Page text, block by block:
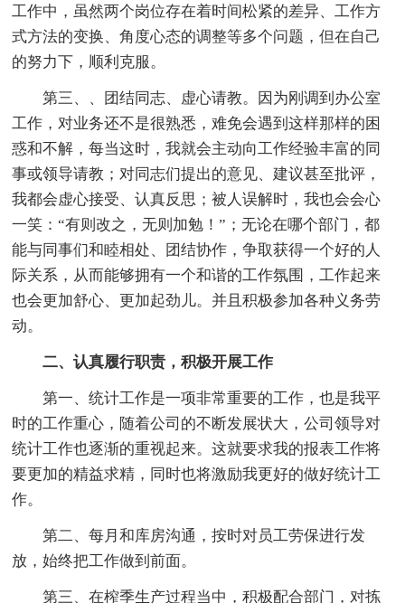
工作中，虽然两个岗位存在着时间松紧的差异、工作方
式方法的变换、角度心态的调整等多个问题，但在自己
的努力下，顺利克服。
第三、、团结同志、虚心请教。因为刚调到办公室
工作，对业务还不是很熟悉，难免会遇到这样那样的困
惑和不解，每当这时，我就会主动向工作经验丰富的同
事或领导请教；对同志们提出的意见、建议甚至批评，
我都会虚心接受、认真反思；被人误解时，我也会会心
一笑：“有则改之，无则加勉！”；无论在哪个部门，都
能与同事们和睦相处、团结协作，争取获得一个好的人
际关系，从而能够拥有一个和谐的工作氛围，工作起来
也会更加舒心、更加起劲儿。并且积极参加各种义务劳
动。
二、认真履行职责，积极开展工作
第一、统计工作是一项非常重要的工作，也是我平
时的工作重心，随着公司的不断发展状大，公司领导对
统计工作也逐渐的重视起来。这就要求我的报表工作将
要更加的精益求精，同时也将激励我更好的做好统计工
作。
第二、每月和库房沟通，按时对员工劳保进行发
放，始终把工作做到前面。
第三、在榨季生产过程当中，积极配合部门，对拣